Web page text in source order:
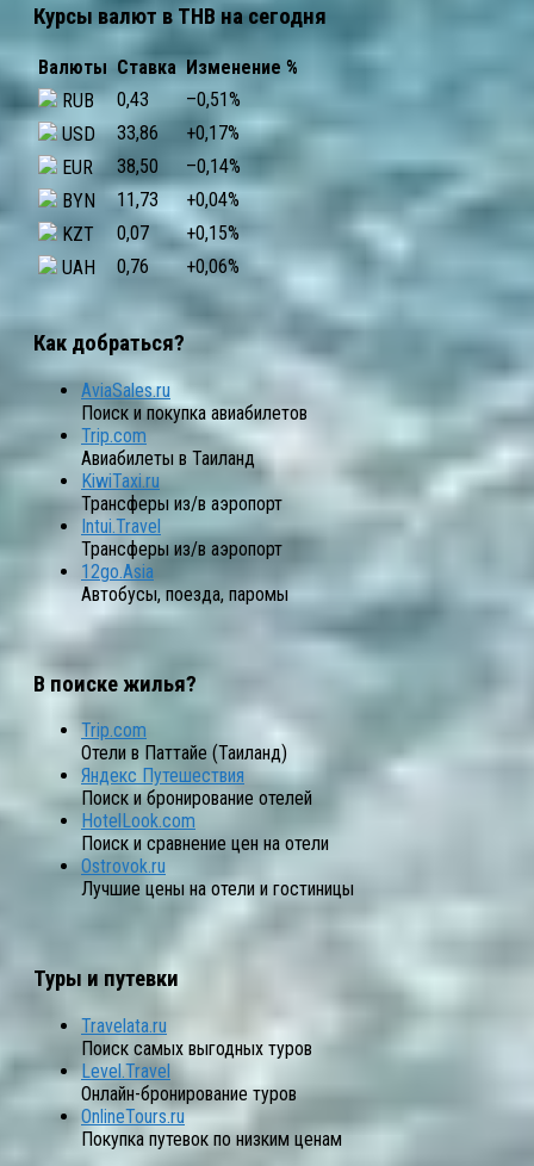
Курсы валют в THB на сегодня
Валюты Ставка Изменение %
RUB
0,43 –0,51%
USD
33,86 +0,17%
EUR
38,50 –0,14%
BYN
11,73 +0,04%
KZT
0,07 +0,15%
UAH
0,76 +0,06%
Как добраться?
AviaSales.ru
Поиск и покупка авиабилетов
Trip.com
Авиабилеты в Таиланд
KiwiTaxi.ru
Трансферы из/в аэропорт
Intui.Travel
Трансферы из/в аэропорт
12go.Asia
Автобусы, поезда, паромы
В поиске жилья?
Trip.com
Отели в Паттайе (Таиланд)
Яндекс Путешествия
Поиск и бронирование отелей
HotelLook.com
Поиск и сравнение цен на отели
Ostrovok.ru
Лучшие цены на отели и гостиницы
Туры и путевки
Travelata.ru
Поиск самых выгодных туров
Level.Travel
Онлайн-бронирование туров
OnlineTours.ru
Покупка путевок по низким ценам